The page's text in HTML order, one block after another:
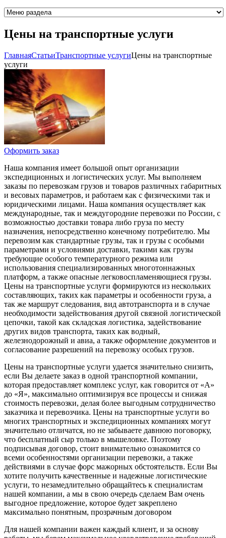
Цены на транспортные услуги
ГлавнаяCтатьиТранспортные услугиЦены на транспортные
услуги
Оформить заказ
Наша компания имеет большой опыт организации
экспедиционных и логистических услуг. Мы выполняем
заказы по перевозкам грузов и товаров различных габаритных
и весовых параметров, и работаем как с физическими так и
юридическими лицами. Наша компания осуществляет как
международные, так и междугородние перевозки по России, с
возможностью доставки товара либо груза по месту
назначения, непосредственно конечному потребителю. Мы
перевозим как стандартные грузы, так и грузы с особыми
параметрами и условиями доставки, такими как грузы
требующие особого температурного режима или
использования специализированных многотоннажных
платформ, а также опасные легковоспламеняющиеся грузы.
Цены на транспортные услуги формируются из нескольких
составляющих, таких как параметры и особенности груза, а
так же маршрут следования, вид автотранспорта и в случае
необходимости задействования другой связной логистической
цепочки, такой как складская логистика, задействование
других видов транспорта, таких как водный,
железнодорожный и авиа, а также оформление документов и
согласование разрешений на перевозку особых грузов.
Цены на транспортные услуги удается значительно снизить,
если Вы делаете заказ в одной транспортной компании,
которая предоставляет комплекс услуг, как говорится от «А»
до «Я», максимально оптимизируя все процессы и снижая
стоимость перевозки, делая более выгодным сотрудничество
заказчика и перевозчика. Цены на транспортные услуги во
многих транспортных и экспедиционных компаниях могут
значительно отличатся, но не забываете давнюю поговорку,
что бесплатный сыр только в мышеловке. Поэтому
подписывая договор, стоит внимательно ознакомится со
всеми особенностями организации перевозки, а также
действиями в случае форс мажорных обстоятельств. Если Вы
хотите получить качественные и надежные логистические
услуги, то незамедлительно обращайтесь к специалистам
нашей компании, а мы в свою очередь сделаем Вам очень
выгодное предложение, которое будет закреплено
максимально понятным, прозрачным договором
Для нашей компании важен каждый клиент, и за основу